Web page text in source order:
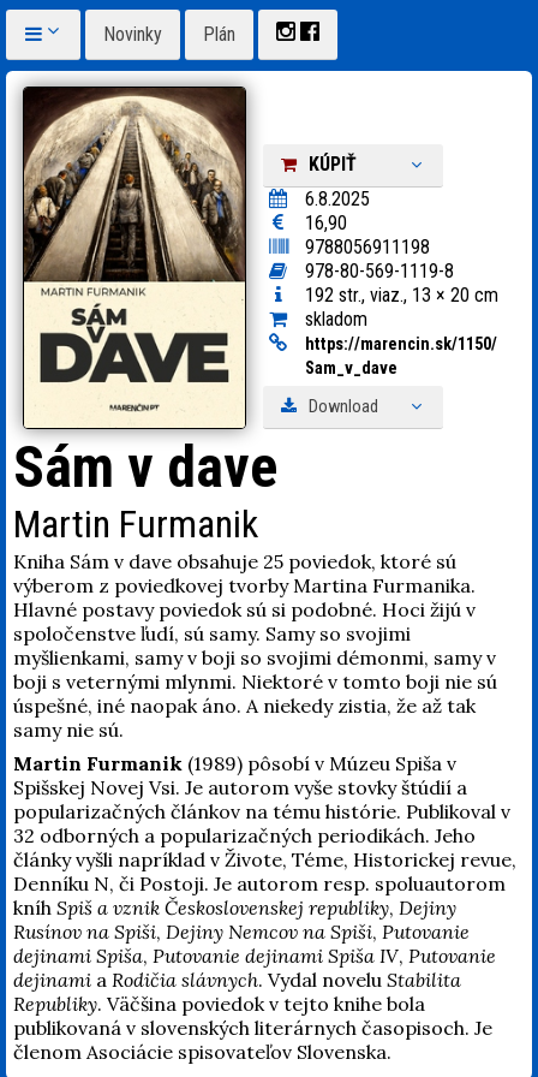
Novinky Plán
KÚPIŤ
6.8.2025
16,90
9788056911198
978-80-569-1119-8
192 str., viaz., 13 × 20 cm
skladom
https://marencin.sk/1150/
Sam_v_ dave
Download
Sám v dave
Martin Furmanik
Kniha Sám v dave obsahuje 25 poviedok, ktoré sú
výberom z poviedkovej tvorby Martina Furmanika.
Hlavné postavy poviedok sú si podobné. Hoci žijú v
spoločenstve ľudí, sú samy. Samy so svojimi
myšlienkami, samy v boji so svojimi démonmi, samy v
boji s veternými mlynmi. Niektoré v tomto boji nie sú
úspešné, iné naopak áno. A niekedy zistia, že až tak
samy nie sú.
Martin Furmanik (1989) pôsobí v Múzeu Spiša v
Spišskej Novej Vsi. Je autorom vyše stovky štúdií a
popularizačných článkov na tému histórie. Publikoval v
32 odborných a popularizačných periodikách. Jeho
články vyšli napríklad v Živote, Téme, Historickej revue,
Denníku N, či Postoji. Je autorom resp. spoluautorom
kníh Spiš a vznik Československej republiky, Dejiny
Rusínov na Spiši, Dejiny Nemcov na Spiši, Putovanie
dejinami Spiša, Putovanie dejinami Spiša IV, Putovanie
dejinamia Rodičia slávnych. Vydal novelu Stabilita
Republiky. Väčšina poviedok v tejto knihe bola
publikovaná v slovenských literárnych časopisoch. Je
členom Asociácie spisovateľov Slovenska.